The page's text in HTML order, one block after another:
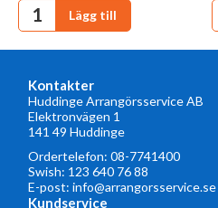
Kontakter
Huddinge Arrangörsservice AB
Elektronvägen 1
141 49 Huddinge
Ordertelefon: 08-7741400
Swish: 123 640 76 88
E-post: info@arrangorsservice.se
Kundservice